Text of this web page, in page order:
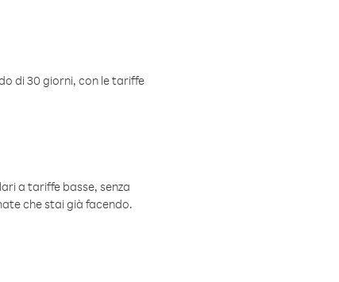
di 30 giorni, con le tariffe
a tariffe basse, senza
che stai già facendo.